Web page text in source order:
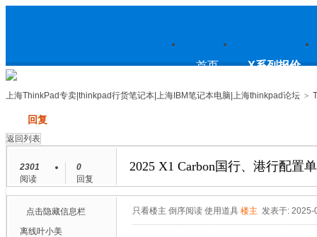
上
海ThinkPad专卖|thinkpad行货笔
记本|上海IBM笔记本电脑|上海
首页 X系列报价
上海ThinkPad专卖|thinkpad行货笔记本|上海IBM笔记本电脑|上海thinkpad论坛 >
回复
返回列表
2301
阅读
0
回复
2025 X1 Carbon国行、港行配置
点击隐藏信息栏
离线叶小美
只看楼主 倒序阅读 使用道具 楼主 发表于: 2025-